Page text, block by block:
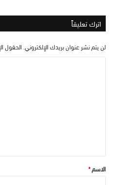
اترك تعليقاً
لن يتم نشر عنوان بريدك الإلكتروني. الحقول
*الاسم*